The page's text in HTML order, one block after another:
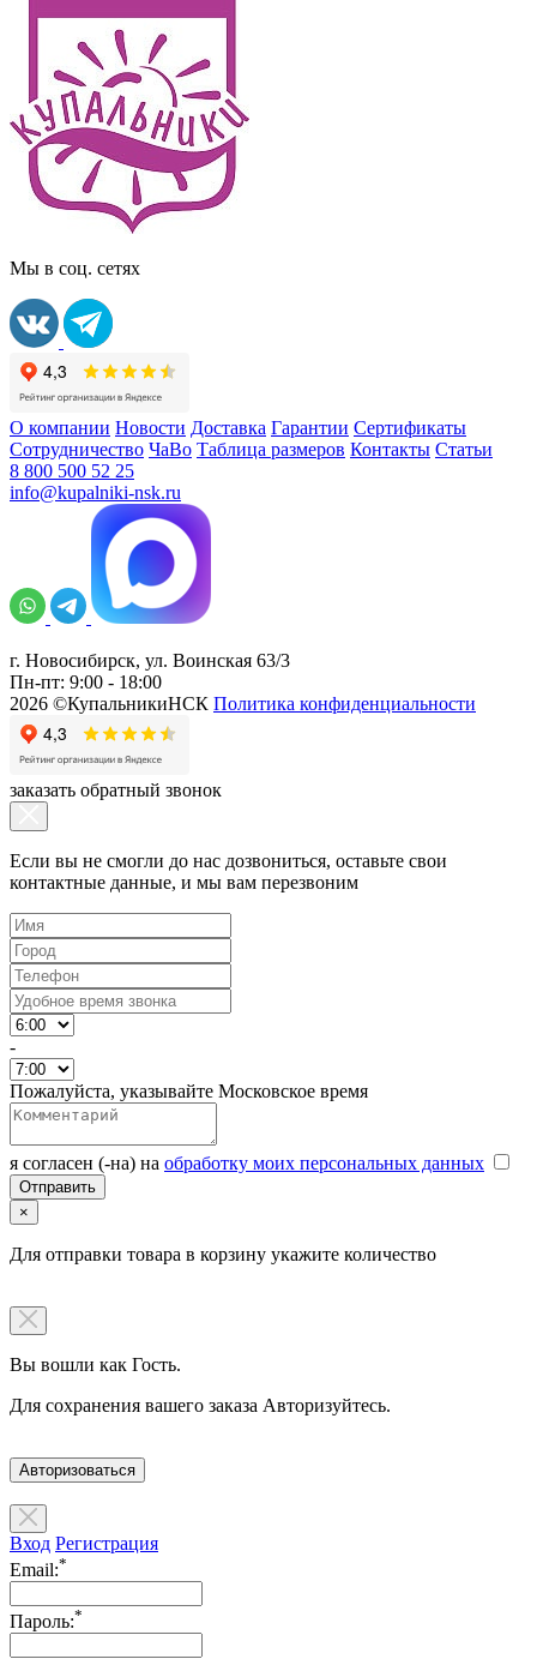
Мы в соц. сетях
О компании Новости Доставка Гарантии Сертификаты
Сотрудничество ЧаВо Таблица размеров Контакты Статьи
8 800 500 52 25
info@kupalniki-nsk.ru
г. Новосибирск, ул. Воинская 63/3
Пн-пт: 9:00 - 18:00
2026 ©КупальникиНСК Политика конфиденциальности
заказать обратный звонок
Если вы не смогли до нас дозвониться, оставьте свои
контактные данные, и мы вам перезвоним
-
Пожалуйста, указывайте Московское время
я согласен (-на) на обработку моих персональных данных
×
Для отправки товара в корзину укажите количество
Вы вошли как Гость.
Для сохранения вашего заказа Авторизуйтесь.
Авторизоваться
Вход Регистрация
Email:*
Пароль:*